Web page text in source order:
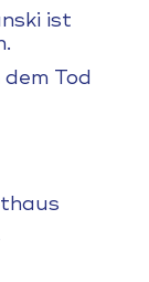
ist
Tod